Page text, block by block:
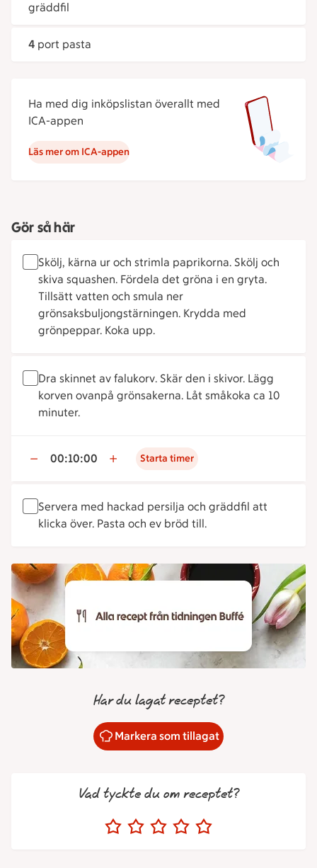
gräddfil
4 port pasta
Ha med dig inköpslistan överallt med
ICA-appen
Läs mer om ICA-appen
Gör så här
Skölj, kärna ur och strimla paprikorna. Skölj och
skiva squashen. Fördela det gröna i en gryta.
Tillsätt vatten och smula ner
grönsaksbuljongstärningen. Krydda med
grönpeppar. Koka upp.
Dra skinnet av falukorv. Skär den i skivor. Lägg
korven ovanpå grönsakerna. Låt småkoka ca 10
minuter.
00:10:00 Starta timer
Servera med hackad persilja och gräddfil att
klicka över. Pasta och ev bröd till.
Har du lagat receptet?
Markera som tillagat
Vad tyckte du om receptet?